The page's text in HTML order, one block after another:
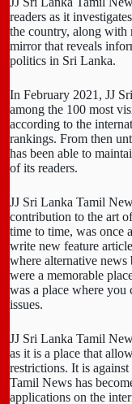
readers as it
the country, along with
mirror that reveals
politics in Sri Lanka.
In February 2021, JJ
among the 100 most
according to the
rankings. From then
has been able to
of its readers.
JJ Sri Lanka Tamil
contribution to the art
time to time, was once
write new feature
where alternative news
were a memorable
was a place where you
issues.
JJ Sri Lanka Tamil
as it is a place that
restrictions. It is
Tamil News has
applications on the